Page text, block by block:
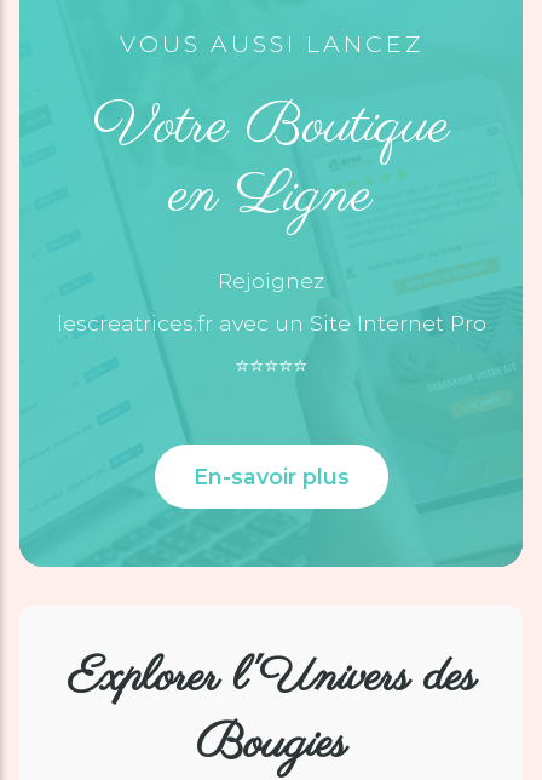
VOUS AUSSI LANCEZ
Votre Boutique
en Ligne
Rejoignez
lescreatrices.fr avec un Site Internet Pro
⭐️⭐️⭐️⭐️⭐️
En-savoir plus
Explorer l'Univers des
Bougies